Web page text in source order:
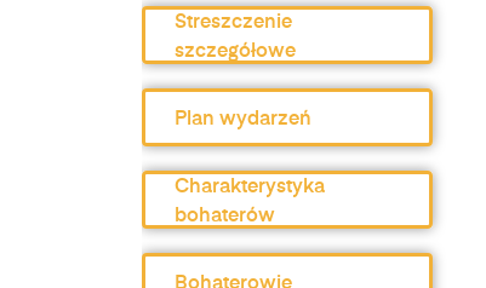
Streszczenie
szczegółowe
Plan wydarzeń
Charakterystyka
bohaterów